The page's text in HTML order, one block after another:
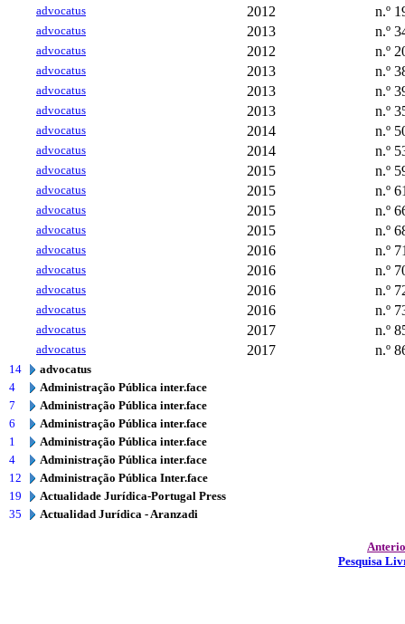
advocatus 2012 n.º
advocatus 2013 n.º
advocatus 2012 n.º
advocatus 2013 n.º
advocatus 2013 n.º
advocatus 2013 n.º
advocatus 2014 n.º
advocatus 2014 n.º
advocatus 2015 n.º
advocatus 2015 n.º
advocatus 2015 n.º
advocatus 2015 n.º
advocatus 2016 n.º
advocatus 2016 n.º
advocatus 2016 n.º
advocatus 2016 n.º
advocatus 2017 n.º
advocatus 2017 n.º
14
advocatus
4
Administração Pública inter.face
7
Administração Pública inter.face
6
Administração Pública inter.face
1
Administração Pública inter.face
4
Administração Pública inter.face
12
Administração Pública Inter.face
19
Actualidade Jurídica-Portugal Press
35
Actualidad Jurídica - Aranzadi
Pesquisa